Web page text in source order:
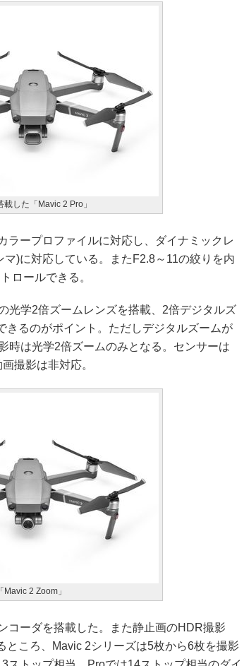
した「Mavic 2 Pro」
ープロファイルに対応し、ダイナミックレ
)に対応している。またF2.8～11の絞りを内
ロールできる。
光学2倍ズームレンズを搭載、2倍デジタルズ
きるのがポイント。ただしデジタルズームが
時は光学2倍ズームのみとなる。センサーは
撮影は非対応。
2 Zoom」
ーダを搭載した。また静止画のHDR撮影
ところ、Mavic 2シリーズは5枚から6枚を撮影